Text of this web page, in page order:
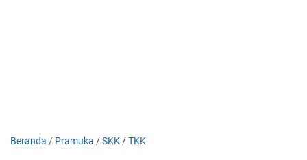
Beranda / Pramuka /SKK /TKK